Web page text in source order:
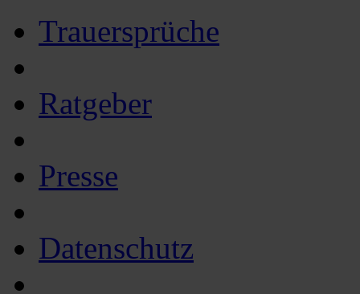
Trauersprüche
Ratgeber
Presse
Datenschutz